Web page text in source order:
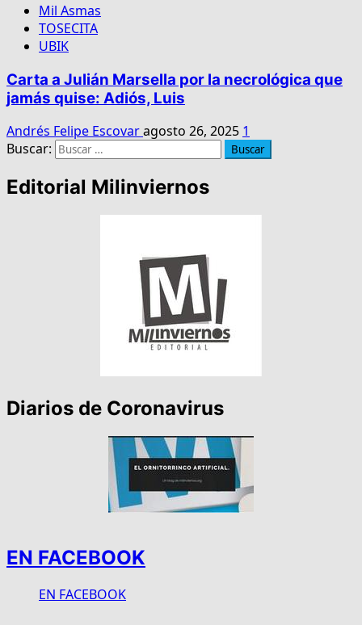
Mil Asmas
TOSECITA
UBIK
Carta a Julián Marsella por la necrológica que
jamás quise: Adiós, Luis
Andrés Felipe Escovaragosto 26, 2025 1
Buscar:
Editorial Milinviernos
Diarios de Coronavirus
EN FACEBOOK
EN FACEBOOK